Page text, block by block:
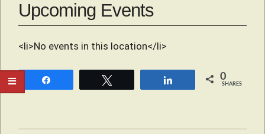
Upcoming Events
<li>No events in this location</li>
0
SHARES